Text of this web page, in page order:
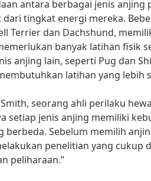
antara berbagai jenis anjing
tingkat energi mereka.
Terrier dan Dachshund,
banyak latihan fisik
anjing lain, seperti Pug dan
latihan yang lebih
seorang ahli perilaku
setiap jenis anjing memiliki
berbeda. Sebelum memilih
penelitian yang cukup
peliharaan.”